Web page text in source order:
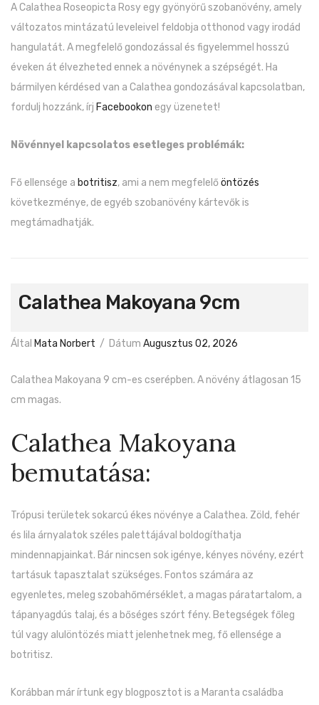
A Calathea Roseopicta Rosy egy gyönyörű szobanövény, amely
változatos mintázatú leveleivel feldobja otthonod vagy irodád
hangulatát. A megfelelő gondozással és figyelemmel hosszú
éveken át élvezheted ennek a növénynek a szépségét. Ha
bármilyen kérdésed van a Calathea gondozásával kapcsolatban,
fordulj hozzánk, írj Facebookon egy üzenetet!
Növénnyel kapcsolatos esetleges problémák:
Fő ellensége a botritisz, ami a nem megfelelőöntözés
következménye, de egyéb szobanövény kártevők is
megtámadhatják.
Calathea Makoyana 9cm
Által Mata Norbert / Dátum Augusztus 02, 2026
Calathea Makoyana 9 cm-es cserépben. A növény átlagosan 15
cm magas.
Calathea Makoyana
bemutatása:
Trópusi területek sokarcú ékes növénye a Calathea. Zöld, fehér
és lila árnyalatok széles palettájával boldogíthatja
mindennapjainkat. Bár nincsen sok igénye, kényes növény, ezért
tartásuk tapasztalat szükséges. Fontos számára az
egyenletes, meleg szobahőmérséklet, a magas páratartalom, a
tápanyagdús talaj, és a bőséges szórt fény. Betegségek főleg
túl vagy alulöntözés miatt jelenhetnek meg, fő ellensége a
botritisz.
Korábban már írtunk egy blogposztot is a Maranta családba